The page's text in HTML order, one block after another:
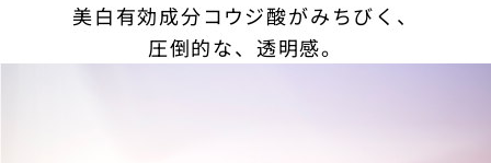
美白有効成分コウジ酸がみちびく、
圧倒的な、透明感。